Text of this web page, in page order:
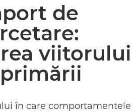
de
viitorului
în care comportamentele